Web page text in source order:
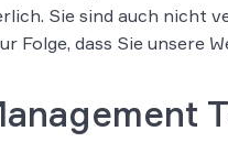
Sie sind auch nicht
Folge, dass Sie unsere